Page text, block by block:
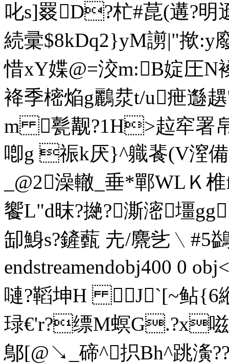
叱s]罬D?杧#菎(遘?明
続彚$8kDq2}yM謭|"揿
惜xY媟@=洨m:B婝圧
袶季樒焔g鸝汬t/u疶邎趩
m 甏觏?1H>趇窂署
喞g 祳k厌}^軄餥(V潌
_@2澡轍_垂*鄲WL
饗L"d昩?撧?澌滵壃gg
缷鯓s?鏟薽 圥/麍乧
endstreamendobj400 0
嗹?鞱坤H J`[~鲇{6縱
琭€'r?缥M螟G.?x
鄥[@↘_碲^抧Bh^跳